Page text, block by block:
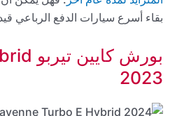
بقاء أسرع سيارات الدفع الرباعي قيد
2023